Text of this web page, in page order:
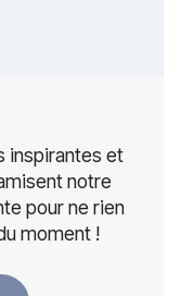
inspirantes et
notre
pour ne rien
moment !